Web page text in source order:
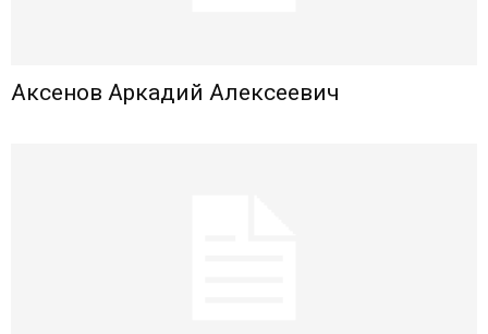
Аксенов Аркадий Алексеевич